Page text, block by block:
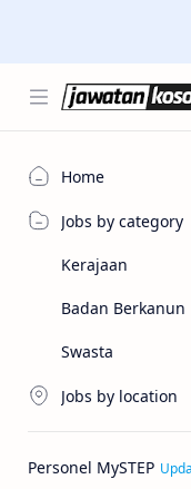
Home
Jobs by category
Kerajaan
Badan Berkanun
Swasta
Jobs by location
Personel MySTEP